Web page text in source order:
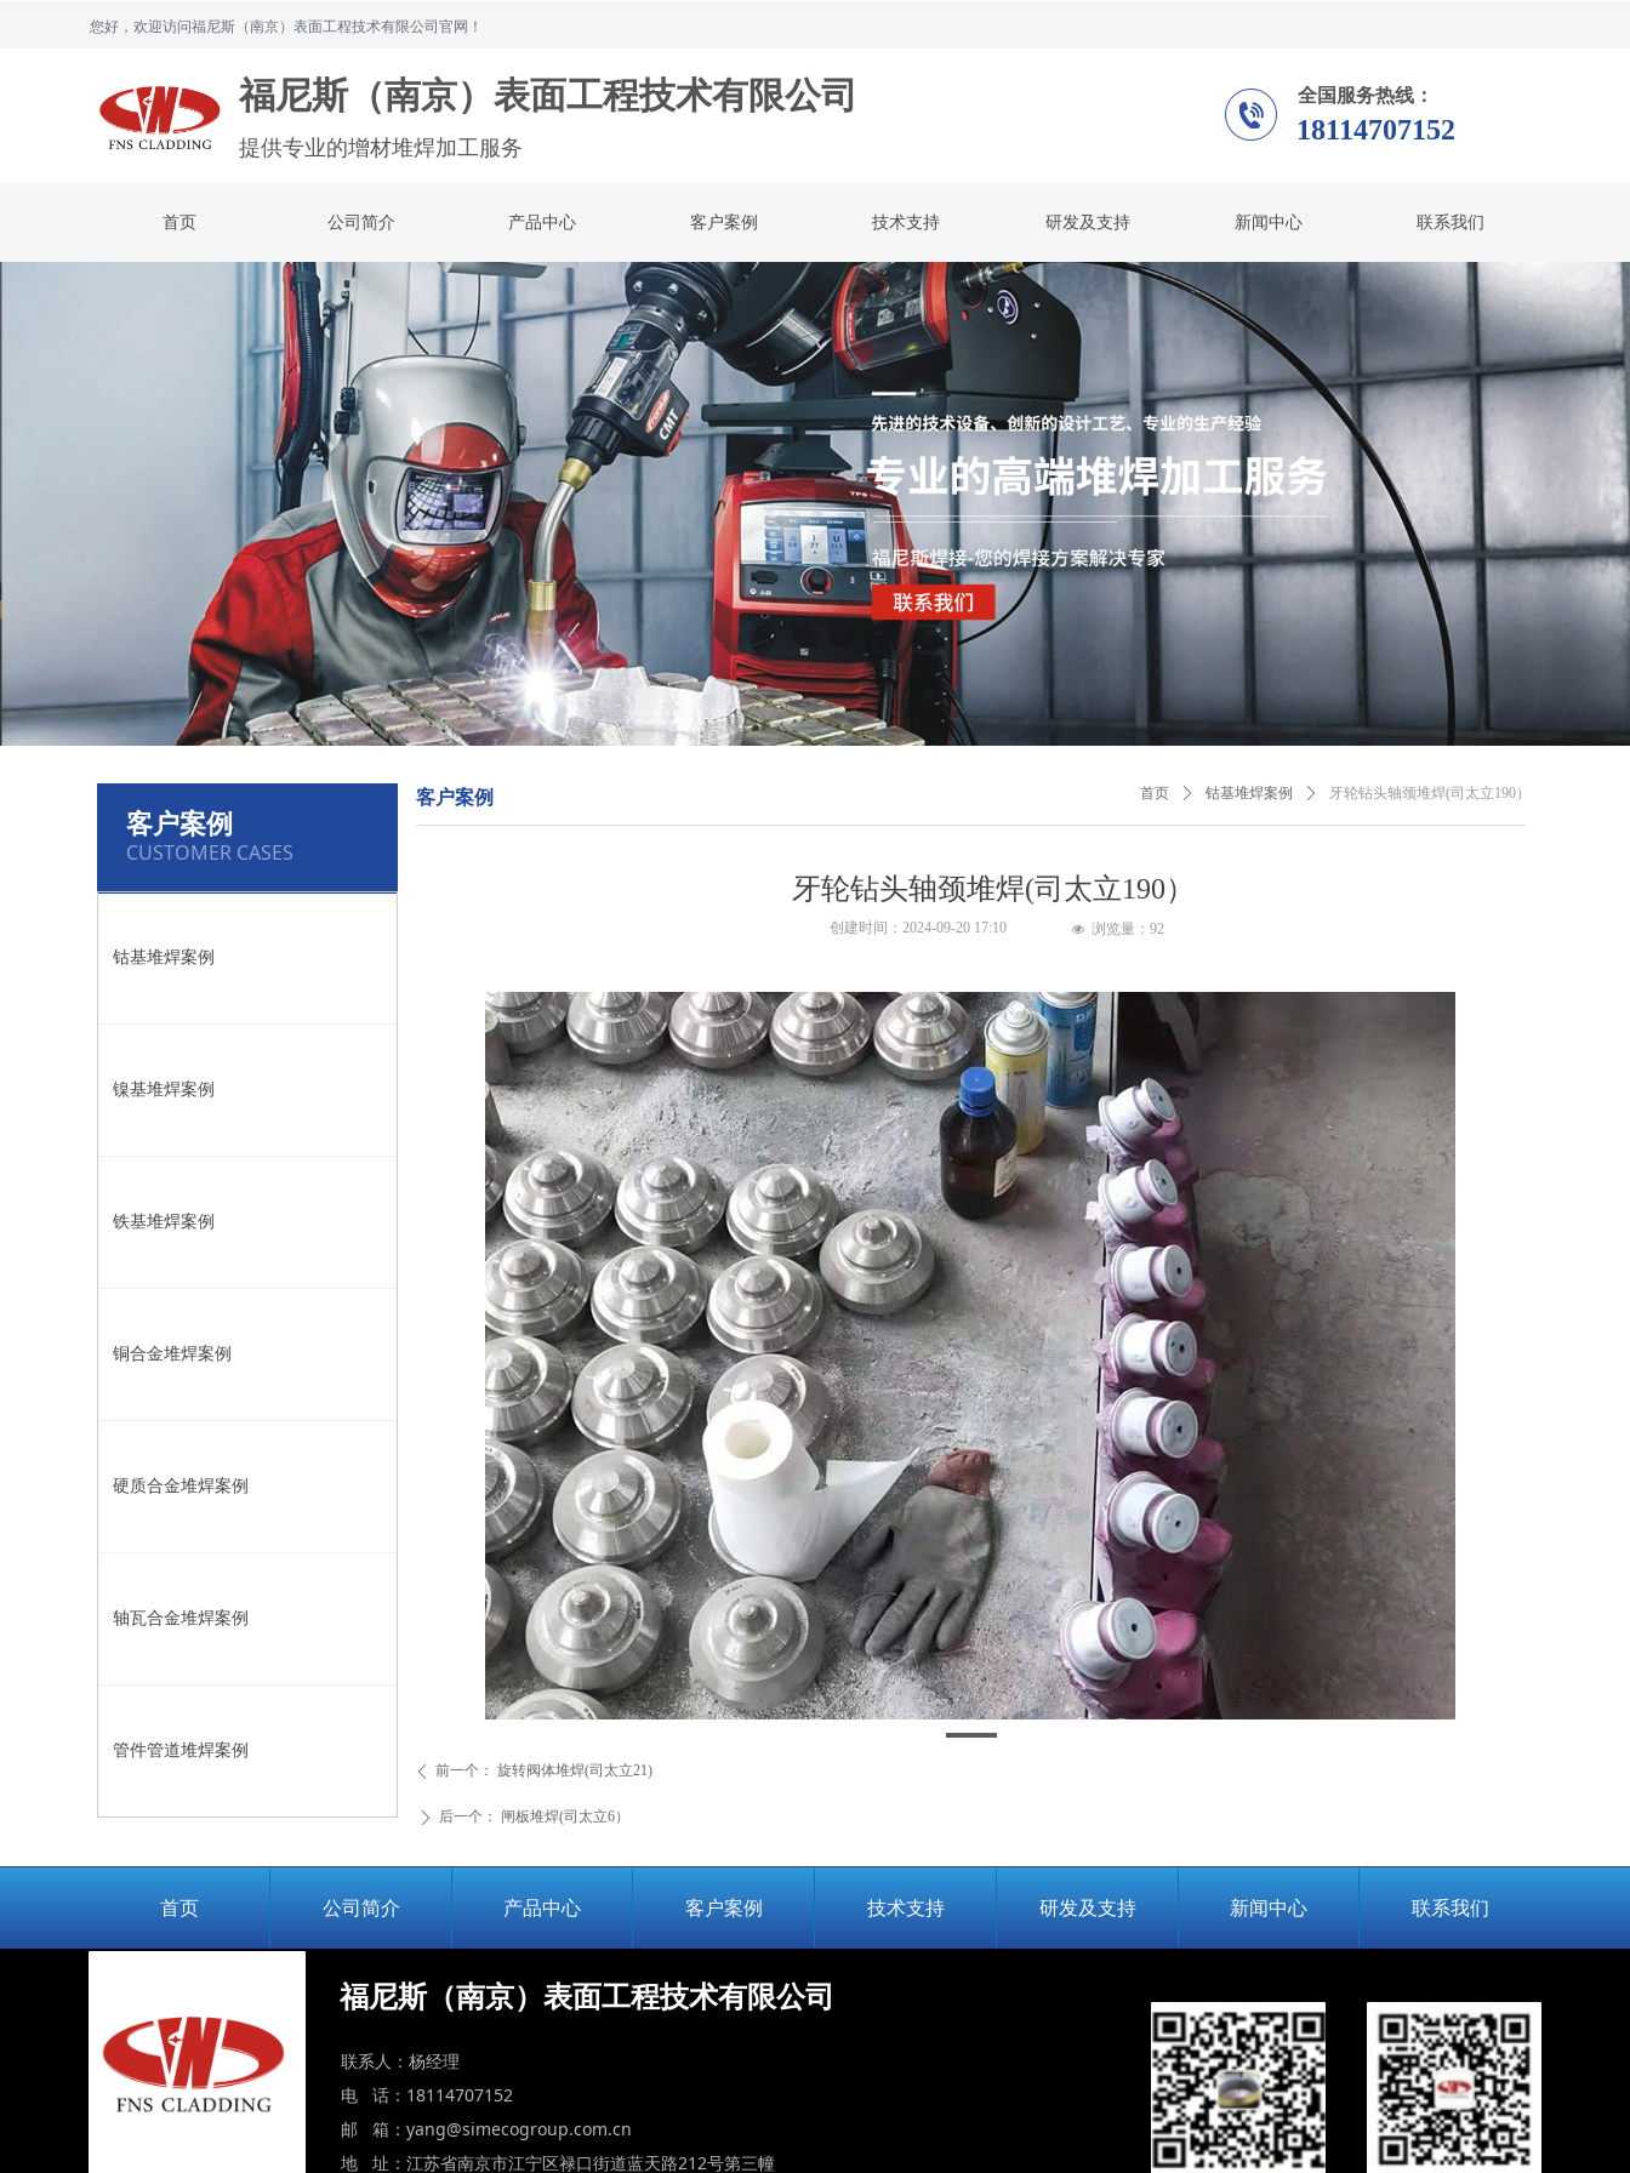
全国服务热线：
18114707152
福尼斯（南京）表面工程技术有限公司
提供专业的增材堆焊加工服务
您好，欢迎访问福尼斯（南京）表面工程技术有限公司官网！
首页 公司简介 产品中心 客户案例 技术支持 研发及支持 新闻中心 联系我们
客户案例
牙轮钻头轴颈堆焊(司太立190）
创建时间： 2024-09-20 17:10 넶 浏览量： 92
ꄴ 前一个： 旋转阀体堆焊(司太立21)
ꄲ 后一个： 闸板堆焊(司太立6）
首页 ꄲ 钴基堆焊案例 ꄲ 牙轮钻头轴颈堆焊(司太立190）
客户案例
CUSTOMER CASES
钴基堆焊案例
镍基堆焊案例
铁基堆焊案例
铜合金堆焊案例
硬质合金堆焊案例
轴瓦合金堆焊案例
管件管道堆焊案例
首页 公司简介 产品中心 客户案例 技术支持 研发及支持 新闻中心 联系我们
福尼斯（南京）表面工程技术有限公司
联系人：杨经理
电 话：18114707152
邮 箱：yang@simecogroup.com.cn
地 址：江苏省南京市江宁区禄口街道蓝天路212号第三幢